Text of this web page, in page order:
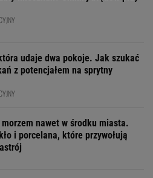
udaje dwa pokoje. Jak szukać
z potencjałem na sprytny
nawet w środku miasta.
i porcelana, które przywołują